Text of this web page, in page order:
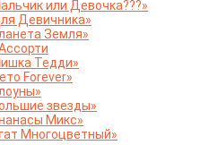
или Девочка???»
Девичника»
Земля»
Тедди»
Forever»
звезды»
Микс»
Многоцветный»